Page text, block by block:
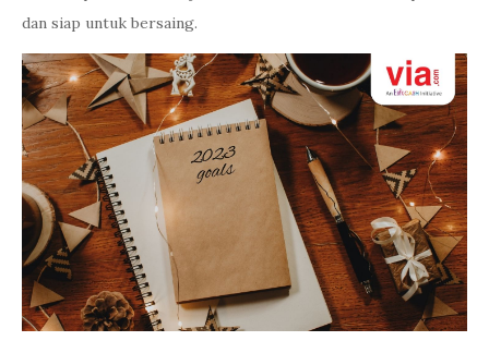
dan siap untuk bersaing.